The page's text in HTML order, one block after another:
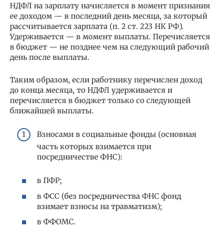
НДФЛ на зарплату начисляется в момент признания
ее доходом — в последний день месяца, за который
рассчитывается зарплата (п. 2 ст. 223 НК РФ).
Удерживается — в момент выплаты. Перечисляется
в бюджет — не позднее чем на следующий рабочий
день после выплаты.
Таким образом, если работнику перечислен доход
до конца месяца, то НДФЛ удерживается и
перечисляется в бюджет только со следующей
ближайшей выплаты.
Взносами в социальные фонды (основная
часть которых взимается при
посредничестве ФНС):
в ПФР;
в ФСС (без посредничества ФНС фонд
взимает взносы на травматизм);
в ФФОМС.